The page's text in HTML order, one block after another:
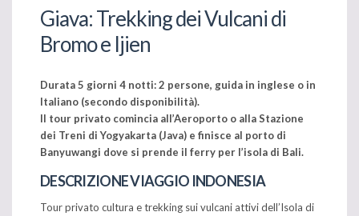
Giava: Trekking dei Vulcani di
Bromo e Ijien
Durata 5 giorni 4 notti: 2 persone, guida in inglese o in
Italiano (secondo disponibilità).
Il tour privato comincia all’Aeroporto o alla Stazione
dei Treni di Yogyakarta (Java) e finisce al porto di
Banyuwangi dove si prende il ferry per l’isola di Bali.
DESCRIZIONE VIAGGIO INDONESIA
Tour privato cultura e trekking sui vulcani attivi dell’Isola di